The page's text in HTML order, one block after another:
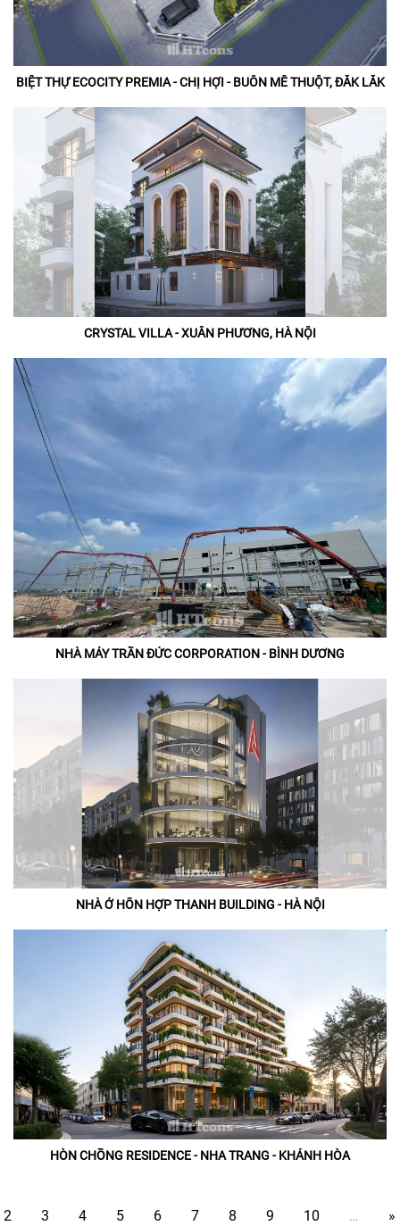
BIỆT THỰ ECOCITY PREMIA - CHỊ HỢI - BUÔN MÊ THUỘT, ĐẮK LẮK
CRYSTAL VILLA - XUÂN PHƯƠNG, HÀ NỘI
NHÀ MÁY TRẦN ĐỨC CORPORATION - BÌNH DƯƠNG
NHÀ Ở HỖN HỢP THANH BUILDING - HÀ NỘI
HÒN CHỒNG RESIDENCE - NHA TRANG - KHÁNH HÒA
2 3 4 5 6 7 8 9 10 … »